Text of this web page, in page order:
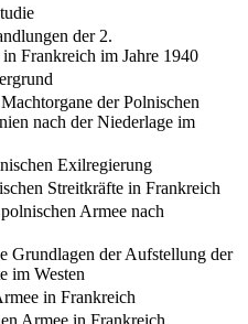
der 2.
Frankreich im Jahre 1940
der Polnischen
nach der Niederlage im
Exilregierung
Streitkräfte in Frankreich
Armee nach
Grundlagen der Aufstellung der
im Westen
in Frankreich
Armee in Frankreich